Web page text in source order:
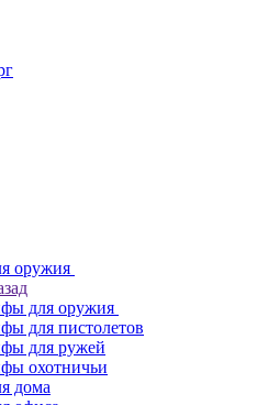
оружия
для оружия
для пистолетов
для ружей
охотничьи
дома